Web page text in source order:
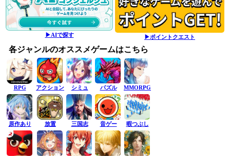
▶AIで探す ▶ポイントクエスト
各ジャンルのオススメゲームはこちら
RPG アクション シミュ パズル MMORPG
原作あり 放置 三国志 音ゲー 暇つぶし